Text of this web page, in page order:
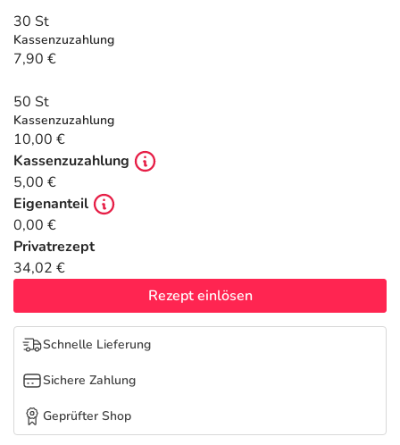
Tierapotheke
Vitamine & Mineralstoffe
Marken
Salus Deals
30 St
Kassenzuzahlung
7,90 €
50 St
Kassenzuzahlung
10,00 €
Kassenzuzahlung
5,00 €
Eigenanteil
0,00 €
Privatrezept
34,02 €
Rezept einlösen
Schnelle Lieferung
Sichere Zahlung
Geprüfter Shop